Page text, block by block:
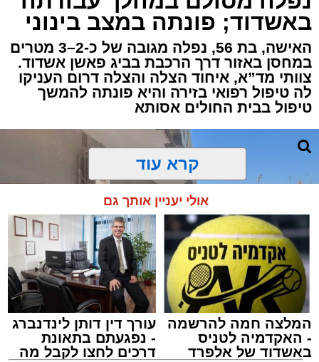
שגבר בן 56 התמוטט בביתו שבאחד הרחובות
ברובע י"א בעיר, כתוצאה מאירוע פתאומי שגרם
להפסקת פעילות ליבו.
למקום הוזעקו מיד צוותי רפואה ומתנדבים של
ארגון "איחוד הצלה". החובשים והפרמדיקים
הכרה, ופתחו מיידית בפעולות החייאה מתקדמות,
הכוללות עיסויי לב ושימוש במפעם (דפיברילטור).
בזכות התושייה והפעילות המהירה והמקצועית של
הצוותים בשטח, ליבו של הגבר שב לפעום.
לאחר ייצוב מצבו הראשוני, הוא פונה באמבולנס
לבית חולים להמשך קבלת טיפול רפואי כשמצבו
מוגדר יציב.
מעוניינים להגיב? לדווח ? צרו איתנו קשר במייל -
ASHDODS@ISNET.CO.IL
באשדוד; פונתה במצב בינוני
האישה, בת 56, נפלה מגובה של כ-2–3 מטרים
במחסן באזור דרך הרכבת בביג פאשן אשדוד.
צוותי מד”א, איחוד הצלה והצלה דרום העניקו
לה טיפול רפואי בזירה והיא פונתה להמשך
טיפול בבית החולים אסותא
קרא עוד
אולי יעניין אותך גם
המלצה חמה להרשמה
- האקדמיה לטניס
באשדוד של אלפרד
עורך דין דותן לינדנברג
- נפגעתם בתאונת
דרכים לחצו לקבל מה